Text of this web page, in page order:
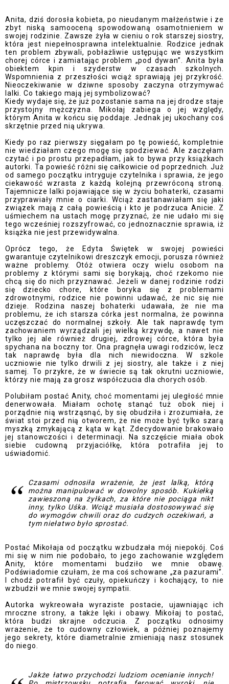
Anita, dziś dorosła kobieta, po nieudanym małżeństwie i ze
zbyt niską samooceną spowodowaną osamotnieniem w
swojej rodzinie. Zawsze żyła w cieniu o rok starszej siostry,
która jest niepełnosprawna intelektualnie. Rodzice jednak
ten problem zbywali, pobłażliwie ustępując we wszystkim
chorej córce i zamiatając problem „pod dywan”. Anita była
obiektem kpin i szyderstw w czasach szkolnych.
Wspomnienia z przeszłości wciąż sprawiają jej przykrość.
Nieoczekiwanie w dziwne sposoby zaczyna otrzymywać
lalki. Co takiego mają jej symbolizować?
Kiedy wydaje się, że już pozostanie sama na jej drodze staje
przystojny mężczyzna. Mikołaj zabiega o jej względy,
którym Anita w końcu się poddaje. Jednak jej ukochany coś
skrzętnie przed nią ukrywa.
Kiedy po raz pierwszy sięgałam po tę powieść, kompletnie
nie wiedziałam czego mogę się spodziewać. Ale zaczęłam
czytać i po prostu przepadłam, jak to bywa przy książkach
autorki. Ta powieść różni się całkowicie od poprzednich. Już
od samego początku intryguje czytelnika i sprawia, że jego
ciekawość wzrasta z każdą kolejną przewróconą stroną.
Tajemnicze lalki pojawiające się w życiu bohaterki, czasami
przyprawiały mnie o ciarki. Wciąż zastanawiałam się jaki
związek mają z całą powieścią i kto je podrzuca Anicie. Z
uśmiechem na ustach mogę przyznać, że nie udało mi się
tego wcześniej rozszyfrować, co jednoznacznie sprawia, iż
książka nie jest przewidywalna.
Oprócz tego, że Edyta Świętek w swojej powieści
gwarantuje czytelnikowi dreszczyk emocji, porusza również
ważne problemy. Otóż otwiera oczy wielu osobom na
problemy z którymi sami się borykają, choć rzekomo nie
chcą się do nich przyznawać. Jeżeli w danej rodzinie rodzi
się dziecko chore, które boryka się z problemami
zdrowotnymi, rodzice nie powinni udawać, że nic się nie
dzieje. Rodzina naszej bohaterki udawała, że nie ma
problemu, że ich starsza córka jest normalna, że powinna
uczęszczać do normalnej szkoły. Ale tak naprawdę tym
zachowaniem wyrządzali jej wielką krzywdę, a nawet nie
tylko jej ale również drugiej, zdrowej córce, która była
spychana na boczny tor. Ona pragnęła uwagi rodziców, lecz
tak naprawdę była dla nich niewidoczna. W szkole
uczniowie nie tylko drwili z jej siostry, ale także i z niej
samej. To przykre, że w świecie są tak okrutni uczniowie,
którzy nie mają za grosz współczucia dla chorych osób.
Polubiłam postać Anity, choć momentami jej uległość mnie
denerwowała. Miałam ochotę stanąć tuż obok niej i
porządnie nią wstrząsnąć, by się obudziła i zrozumiała, że
świat stoi przed nią otworem, że nie może być tylko szarą
myszką zmykającą z kąta w kąt. Zdecydowanie brakowało
jej stanowczości i determinacji. Na szczęście miała obok
siebie cudowną przyjaciółkę, która potrafiła jej to
uświadomić.
Czasami odnosiła wrażenie, że jest lalką, którą
można manipulować w dowolny sposób. Kukiełką
zawieszoną na żyłkach, za które nie pociąga nikt
inny, tylko Uśka. Wciąż musiała dostosowywać się
do wymogów chwili oraz do cudzych oczekiwań, a
tym niełatwo było sprostać.
Postać Mikołaja od początku wzbudzała mój niepokój. Coś
mi się w nim nie podobało, to jego zachowanie względem
Anity, które momentami budziło we mnie obawę.
Podświadomie czułam, że ma coś schowane „za pazurami”.
I chodź potrafił być czuły, opiekuńczy i kochający, to nie
wzbudził we mnie swojej sympatii.
Autorka wykreowała wyraziste postacie, ujawniając ich
mroczne strony, a także lęki i obawy. Mikołaj to postać,
która budzi skrajne odczucia. Z początku odnosimy
wrażenie, że to cudowny człowiek, a później poznajemy
jego sekrety, które diametralnie zmieniają nasz stosunek
do niego.
Jakże łatwo przychodzi ludziom ocenianie innych!